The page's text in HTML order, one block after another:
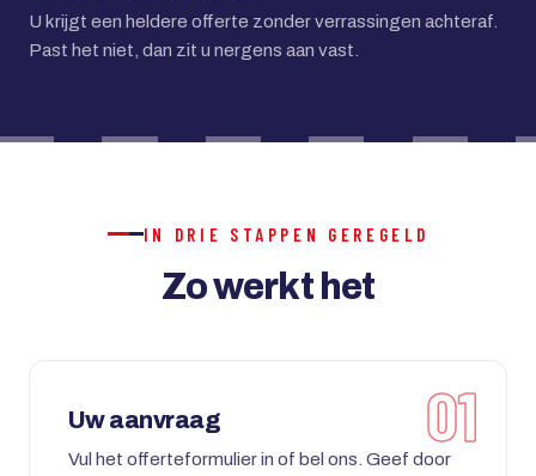
U krijgt een heldere offerte zonder verrassingen achteraf.
Past het niet, dan zit u nergens aan vast.
IN DRIE STAPPEN GEREGELD
Zo werkt het
Uw aanvraag
Vul het offerteformulier in of bel ons. Geef door